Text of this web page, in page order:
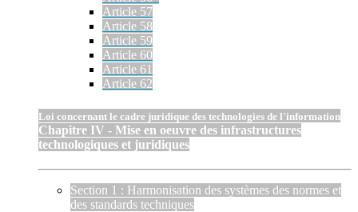
Article 57
Article 58
Article 59
Article 60
Article 61
Article 62
Loi concernant le cadre juridique des technologies de l'information
Chapitre IV - Mise en oeuvre des infrastructures
technologiques et juridiques
Section 1 : Harmonisation des systèmes des normes et
des standards techniques